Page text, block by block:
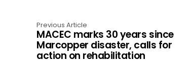
Previous Article
MACEC marks 30 years since
Marcopper disaster, calls for
action on rehabilitation